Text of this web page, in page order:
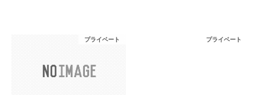
プライベート プライベート